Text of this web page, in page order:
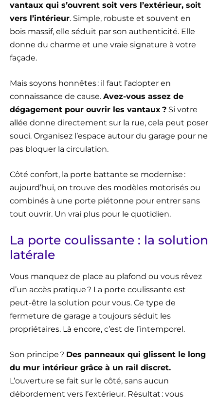
vantaux qui s’ouvrent soit vers l’extérieur, soit
vers l’intérieur. Simple, robuste et souvent en
bois massif, elle séduit par son authenticité. Elle
donne du charme et une vraie signature à votre
façade.
Mais soyons honnêtes : il faut l’adopter en
connaissance de cause. Avez-vous assez de
dégagement pour ouvrir les vantaux ? Si votre
allée donne directement sur la rue, cela peut poser
souci. Organisez l’espace autour du garage pour ne
pas bloquer la circulation.
Côté confort, la porte battante se modernise :
aujourd’hui, on trouve des modèles motorisés ou
combinés à une porte piétonne pour entrer sans
tout ouvrir. Un vrai plus pour le quotidien.
La porte coulissante : la solution
latérale
Vous manquez de place au plafond ou vous rêvez
d’un accès pratique ? La porte coulissante est
peut-être la solution pour vous. Ce type de
fermeture de garage a toujours séduit les
propriétaires. Là encore, c’est de l’intemporel.
Son principe ? Des panneaux qui glissent le long
du mur intérieur grâce à un rail discret.
L’ouverture se fait sur le côté, sans aucun
débordement vers l’extérieur. Résultat : vous